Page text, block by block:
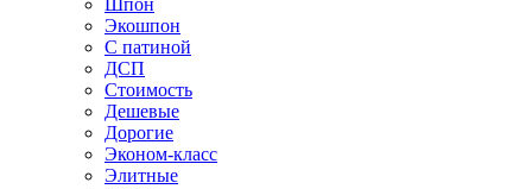
Шпон
Экошпон
С патиной
ДСП
Стоимость
Дешевые
Дорогие
Эконом-класс
Элитные